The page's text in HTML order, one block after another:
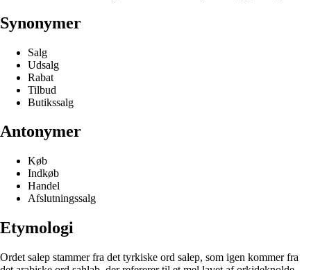
Synonymer
Salg
Udsalg
Rabat
Tilbud
Butikssalg
Antonymer
Køb
Indkøb
Handel
Afslutningssalg
Etymologi
Ordet salep stammer fra det tyrkiske ord salep, som igen kommer fra